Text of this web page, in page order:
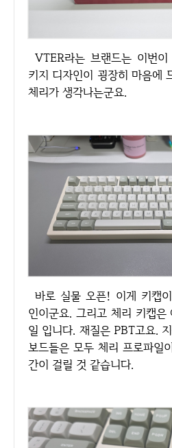
VTER라는 브랜드는 이번이 처음입니다. 하지만 패
키지 디자인이 굉장히 마음에
체리가 생각나는군요.
바로 실물 오픈! 이게 키캡이 뭔가 몽글몽글한 디자
인이군요. 그리고 체리 키캡
일 입니다. 재질은 PBT고요.
보드들은 모두 체리 프로파일
간이 걸릴 것 같습니다.